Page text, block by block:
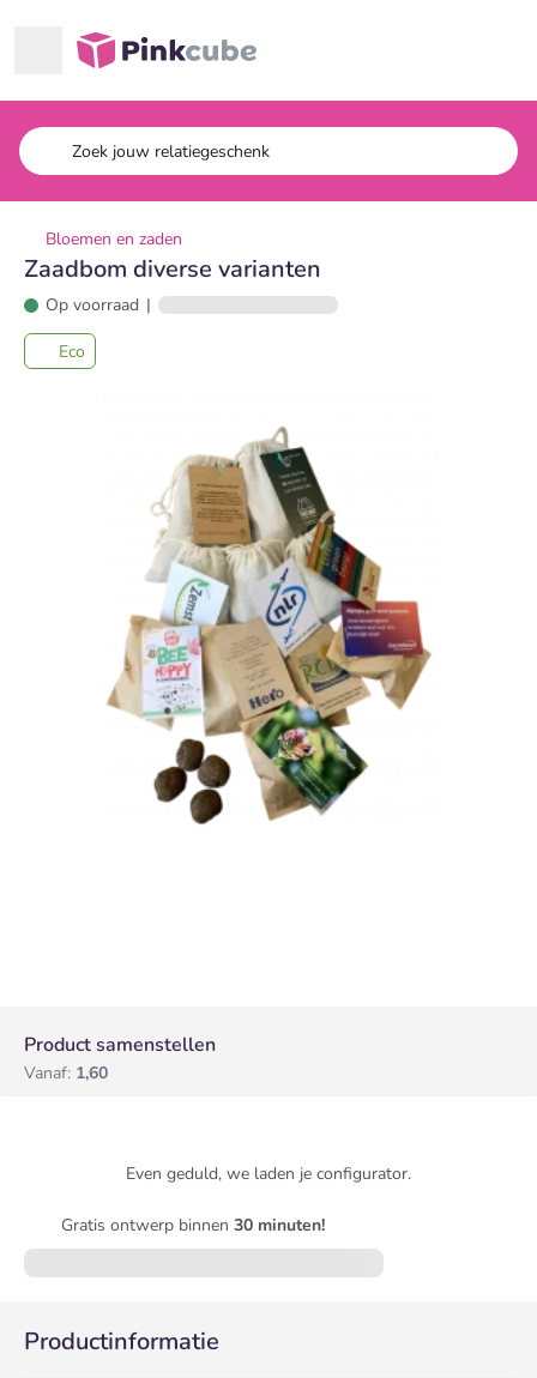
Pinkcube
Bloemen en zaden
Zaadbom diverse varianten
Op voorraad |
Eco
Product samenstellen
Vanaf: 1,60
Even geduld, we laden je configurator.
Gratis ontwerp binnen 30 minuten!
Productinformatie